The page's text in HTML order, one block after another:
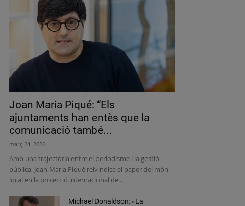
Joan Maria Piqué: “Els
ajuntaments han entès que la
comunicació també...
març 24, 2026
Amb una trajectòria entre el periodisme i la gestió
pública, Joan Maria Piqué reivindica el paper del món
local en la projecció internacional de...
Michael Donaldson: «La